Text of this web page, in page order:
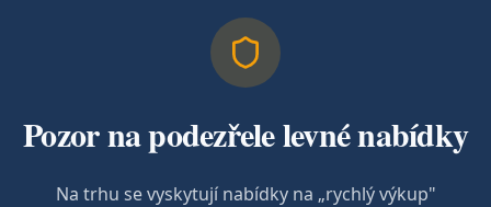
Pozor na podezřele levné nabídky
Na trhu se vyskytují nabídky na „rychlý výkup"